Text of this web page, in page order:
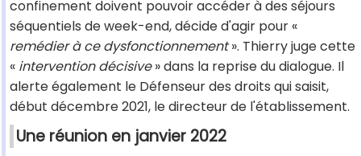
confinement doivent pouvoir accéder à des séjours
séquentiels de week-end, décide d'agir pour «
remédier à ce dysfonctionnement». Thierry juge cette
« intervention décisive» dans la reprise du dialogue. Il
alerte également le Défenseur des droits qui saisit,
début décembre 2021, le directeur de l'établissement.
Une réunion en janvier 2022